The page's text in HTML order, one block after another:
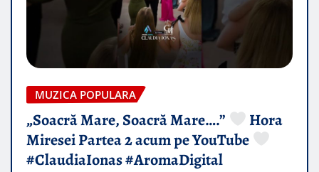
MUZICA POPULARA
„Soacră Mare, Soacră Mare….”
Hora
Miresei Partea 2 acum pe YouTube
#ClaudiaIonas #AromaDigital